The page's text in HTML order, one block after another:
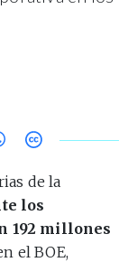
de la
los
192 millones
el BOE,